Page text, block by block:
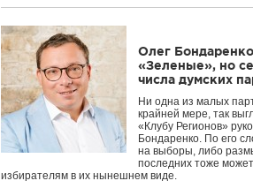
Олег
«Зеленые», но
числа думских
Ни одна из малых
крайней мере, так
«Клубу Регионов»
Бондаренко. По его
на выборы, либо
последних тоже
избирателям в их нынешнем виде.